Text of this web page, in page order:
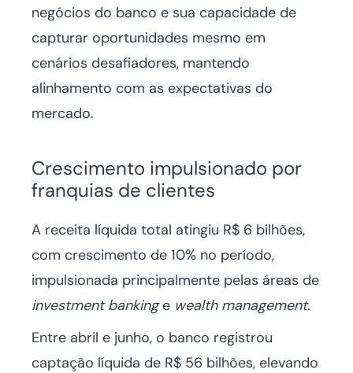
negócios do banco e sua capacidade de
capturar oportunidades mesmo em
cenários desafiadores, mantendo
alinhamento com as expectativas do
mercado.
Crescimento impulsionado por
franquias de clientes
A receita líquida total atingiu R$ 6 bilhões,
com crescimento de 10% no período,
impulsionada principalmente pelas áreas de
investment bankinge wealth management.
Entre abril e junho, o banco registrou
captação líquida de R$ 56 bilhões, elevando